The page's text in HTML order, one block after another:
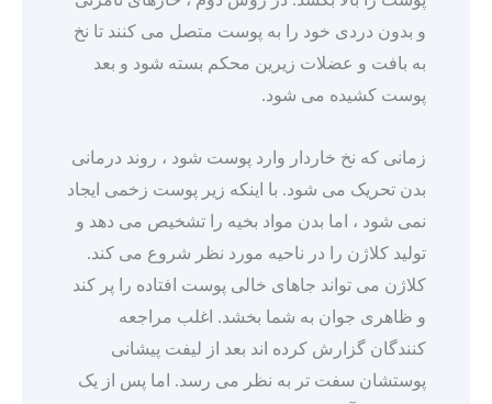
و بدون دردی خود را به پوست متصل می کنند تا نخ
به بافت و عضلات زیرین محکم بسته شود و بعد
پوست کشیده می شود.
زمانی که نخ خاردار وارد پوست شود ، روند درمانی
بدن تحریک می شود. با اینکه زیر پوست زخمی ایجاد
نمی شود ، اما بدن مواد بخیه را تشخیص می دهد و
تولید کلاژن را در ناحیه مورد نظر شروع می کند.
کلاژن می تواند جاهای خالی پوست افتاده را پر کند
و ظاهری جوان به شما بخشد. اغلب مراجعه
کنندگان گزارش کرده اند بعد از لیفت پیشانی
پوستشان سفت تر به نظر می رسد. اما پس از یک